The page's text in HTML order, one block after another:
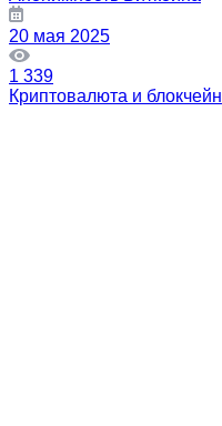
20 мая 2025
1 339
Криптовалюта и блокчейн